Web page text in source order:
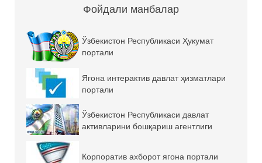
Фойдали манбалар
Ўзбекистон Республикаси Ҳукумат
портали
Ягона интерактив давлат ҳизматлари
портали
Ўзбекистон Республикаси давлат
активларини бошқариш агентлиги
Корпоратив ахборот ягона портали